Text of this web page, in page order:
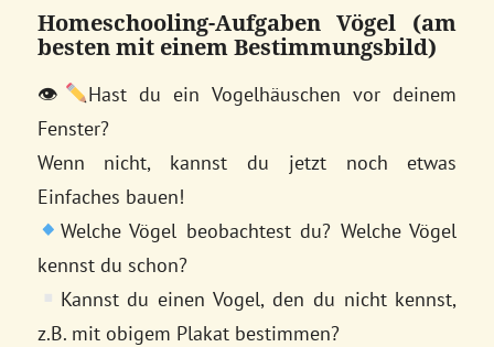
Homeschooling-Aufgaben Vögel (am
besten mit einem Bestimmungsbild)
👁
Hast du ein Vogelhäuschen vor deinem
Fenster?
Wenn nicht, kannst du jetzt noch etwas
Einfaches bauen!
Welche Vögel beobachtest du? Welche Vögel
kennst du schon?
Kannst du einen Vogel, den du nicht kennst,
z.B. mit obigem Plakat bestimmen?